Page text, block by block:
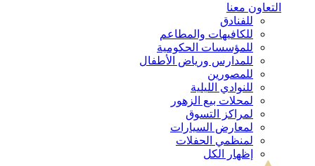
التعاون معنا
للفنادق
للكافيهات والمطاعم
للمؤسسات الحكومية
للمدارس ورياض الأطفال
للمصورين
للنوادي الليلية
لمحلات بيع الزهور
لمراكز التسوق
لمعارض السيارات
لمنظمي الحفلات
إظهار الكل